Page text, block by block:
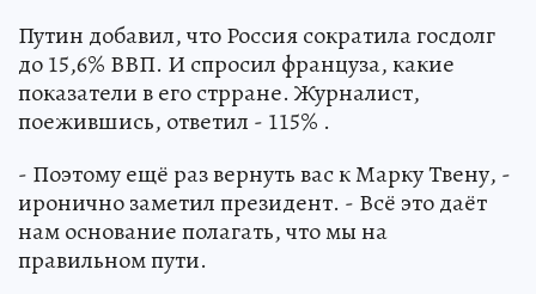
Путин добавил, что Россия сократила госдолг
до 15,6% ВВП. И спросил француза, какие
показатели в его стрране. Журналист,
поежившись, ответил - 115% .
- Поэтому ещё раз вернуть вас к Марку Твену, -
иронично заметил президент. - Всё это даёт
нам основание полагать, что мы на
правильном пути.